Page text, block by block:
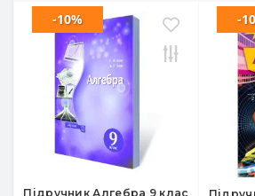
Підручник Алгебра 9 клас
-10% -